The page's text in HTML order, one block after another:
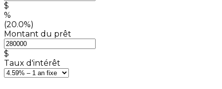
$
%
(20.0%)
Montant du prêt
$
Taux d'intérêt